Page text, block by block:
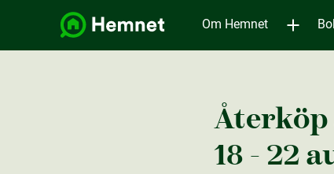
Om Hemnet
18 - 22